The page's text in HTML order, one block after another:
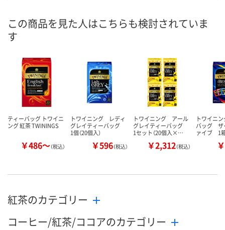
この商品を見た人はこちらも検討されていま
す
ティーバッグ トワイニ
ング 紅茶 TWININGS
￥486～（税込）
トワイニング レディ
グレイティーバッグ
1個（20個入）
￥596（税込）
トワイニング アール
グレイティーバッグ
1セット（20個入×…
￥2,312（税込）
トワイニ
バッグ ザ
ァイブ 1
紅茶のカテゴリー
コーヒー/紅茶/ココアのカテゴリー